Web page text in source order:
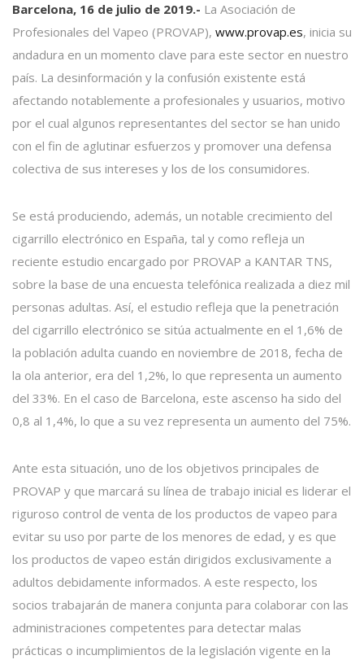
Barcelona, 16 de julio de 2019.- La Asociación de
Profesionales del Vapeo (PROVAP), www.provap.es, inicia su
andadura en un momento clave para este sector en nuestro
país. La desinformación y la confusión existente está
afectando notablemente a profesionales y usuarios, motivo
por el cual algunos representantes del sector se han unido
con el fin de aglutinar esfuerzos y promover una defensa
colectiva de sus intereses y los de los consumidores.
Se está produciendo, además, un notable crecimiento del
cigarrillo electrónico en España, tal y como refleja un
reciente estudio encargado por PROVAP a KANTAR TNS,
sobre la base de una encuesta telefónica realizada a diez mil
personas adultas. Así, el estudio refleja que la penetración
del cigarrillo electrónico se sitúa actualmente en el 1,6% de
la población adulta cuando en noviembre de 2018, fecha de
la ola anterior, era del 1,2%, lo que representa un aumento
del 33%. En el caso de Barcelona, este ascenso ha sido del
0,8 al 1,4%, lo que a su vez representa un aumento del 75%.
Ante esta situación, uno de los objetivos principales de
PROVAP y que marcará su línea de trabajo inicial es liderar el
riguroso control de venta de los productos de vapeo para
evitar su uso por parte de los menores de edad, y es que
los productos de vapeo están dirigidos exclusivamente a
adultos debidamente informados. A este respecto, los
socios trabajarán de manera conjunta para colaborar con las
administraciones competentes para detectar malas
prácticas o incumplimientos de la legislación vigente en la